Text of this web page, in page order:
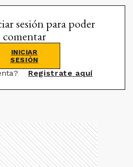
sesión para poder
comentar
INICIAR
SESIÓN
Registrate aquí